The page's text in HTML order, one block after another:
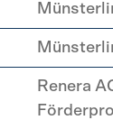
Renera